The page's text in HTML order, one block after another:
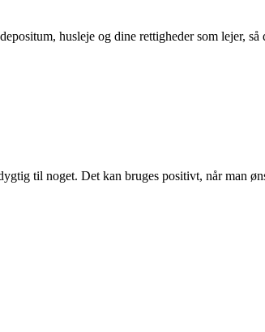
husleje og dine rettigheder som lejer,
til noget. Det kan bruges positivt, når man